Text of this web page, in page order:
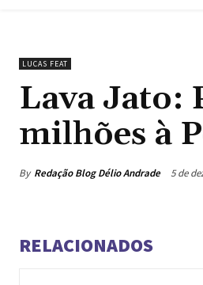
LUCAS FEAT
Lava Jato:
milhões à
By Redação Blog Délio Andrade 5 de
RELACIONADOS